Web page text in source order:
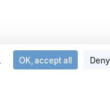
OK, accept all